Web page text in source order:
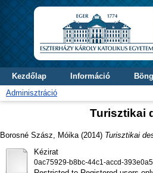
Kezdőlap Információ
Adminisztráció
Turisztikai
Borosné Szász, Móika (2014) Turisztikai
Kézirat
0ac75929-b8bc-44c1-accd-